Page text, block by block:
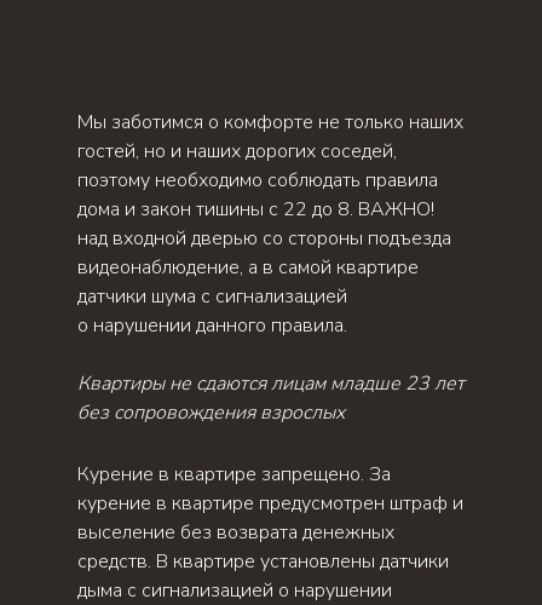
Мы заботимся о комфорте не только наших
гостей, но и наших дорогих соседей,
поэтому необходимо соблюдать правила
дома и закон тишины с 22 до 8. ВАЖНО!
над входной дверью со стороны подъезда
видеонаблюдение, а в самой квартире
датчики шума с сигнализацией
о нарушении данного правила.
Квартиры не сдаются лицам младше 23 лет
без сопровождения взрослых
Курение в квартире запрещено. За
курение в квартире предусмотрен штраф и
выселение без возврата денежных
средств. В квартире установлены датчики
дыма с сигнализацией о нарушении